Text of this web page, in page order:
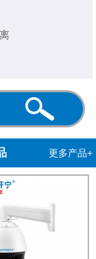
更多产品+